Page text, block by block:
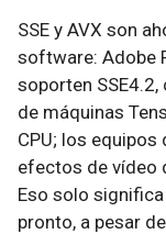
SSE y AVX son
software: Adobe
soporten
de máquinas
CPU; los
efectos de vídeo
Eso solo
pronto, a pesar